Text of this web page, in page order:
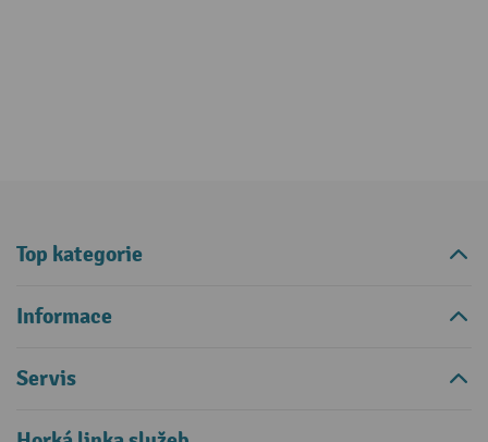
Top kategorie
Informace
Servis